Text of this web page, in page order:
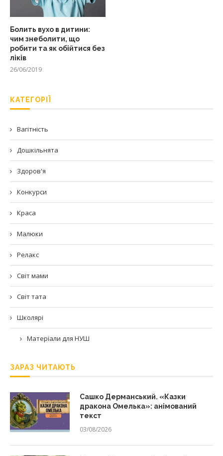
Болить вухо в дитини:
чим знеболити, що
робити та як обійтися без
ліків
26/06/2019
КАТЕГОРІЇ
Вагітність
Дошкільнята
Здоров'я
Конкурси
Краса
Малюки
Релакс
Світ мами
Світ тата
Школярі
Матеріали для НУШ
ЗАРАЗ ЧИТАЮТЬ
Сашко Дерманський. «Казки
дракона Омелька»: анімований
текст
03/08/2026